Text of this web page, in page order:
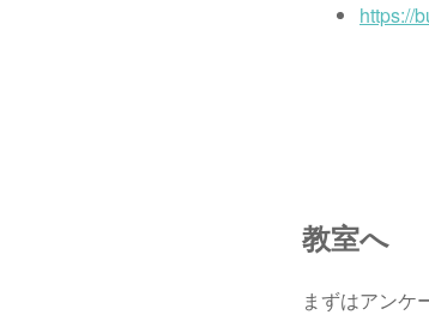
https://
教室へ
まずはアンケ